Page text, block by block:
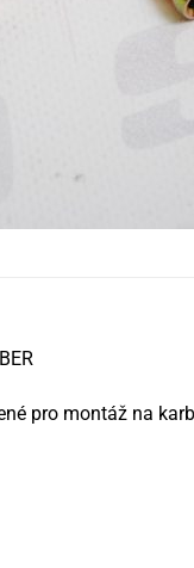
pro montáž na